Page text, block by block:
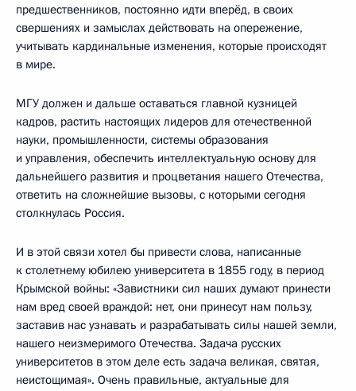
предшественников, постоянно идти вперёд, в своих
свершениях и замыслах действовать на опережение,
учитывать кардинальные изменения, которые происходят
в мире.
МГУ должен и дальше оставаться главной кузницей
кадров, растить настоящих лидеров для отечественной
науки, промышленности, системы образования
и управления, обеспечить интеллектуальную основу для
дальнейшего развития и процветания нашего Отечества,
ответить на сложнейшие вызовы, с которыми сегодня
столкнулась Россия.
И в этой связи хотел бы привести слова, написанные
к столетнему юбилею университета в 1855 году, в период
Крымской войны: «Завистники сил наших думают принести
нам вред своей враждой: нет, они принесут нам пользу,
заставив нас узнавать и разрабатывать силы нашей земли,
нашего неизмеримого Отечества. Задача русских
университетов в этом деле есть задача великая, святая,
неистощимая». Очень правильные, актуальные для